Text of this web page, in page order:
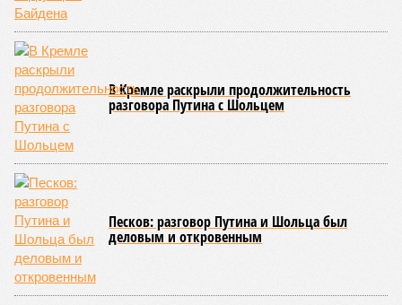
(фото: en.wikipedia.org)
Да, наша любимая маленькая планета может быть
единственной, где в пределах Солнечной системы есть
полноценная жизнь, но Земля также регулярно пытается
эту жизнь уничтожить. Так уж вышло, что внутренние
процессы на планете включают в себя всевозможные
геологические, метеорологические и физические явления,
которые для человека довольно опасны. Или попросту
смертельны. И вот несколько тому примеров.
Все стихии сразу
Около 100 лет назад в Поднебесной приключилось то, что
у нас назвали бы тридцатью тремя несчастьями. Страну